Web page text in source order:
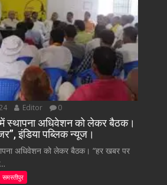
Editor 0
स्थापना अधिवेशन को लेकर बैठक।
इंडिया पब्लिक न्यूज।
अधिवेशन को लेकर बैठक। “हर खबर पर
समस्तीपुर